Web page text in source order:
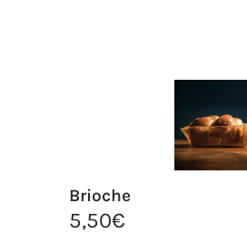
Brioche
5,50€